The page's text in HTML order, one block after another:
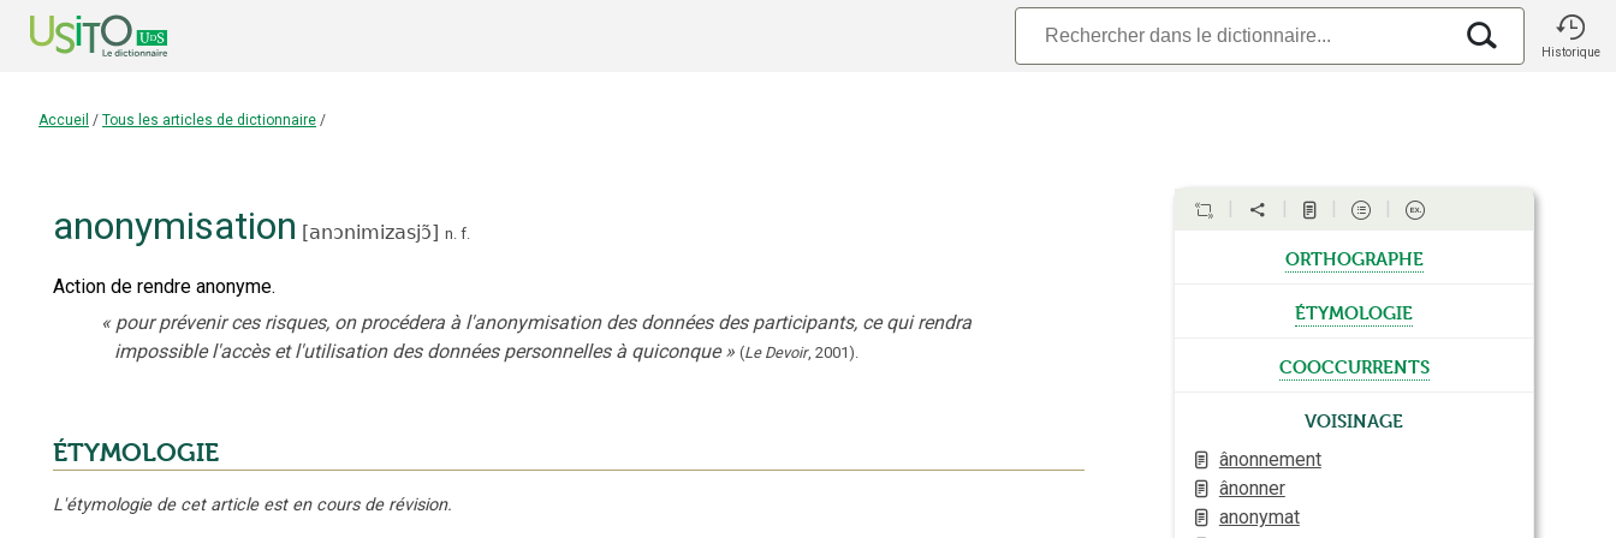
Historique
Accueil / Tous les articles de dictionnaire /
anonymisation [anɔnimizasjɔ̃] n. f.
Action de rendre anonyme.
« pour prévenir ces risques, on procédera à l'anonymisation des données des participants, ce qui rendra
impossible l'accès et l'utilisation des données personnelles à quiconque » (Le Devoir, 2001).
ÉTYMOLOGIE
L'étymologie de cet article est en cours de révision.
orthographe
étymologie
cooccurrents
Voisinage
ânonnement
ânonner
anonymat